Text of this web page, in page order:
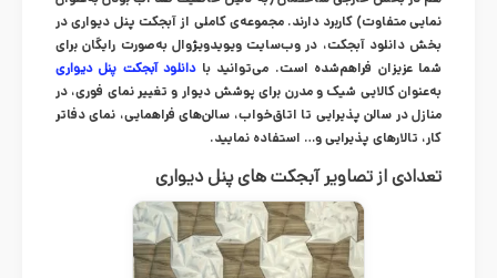
نمایی متفاوت) کاربرد دارند. مجموعه‌ی کاملی از آبجکت پنل دیواری در
بخش دانلود آبجکت، در وب‌سایت ویویدویژوال به‌صورت رایگان برای
شما عزیزان فراهم‌شده است. می‌توانید بادانلود آبجکت پنل دیواری
به‌عنوان کالایی شیک و مدرن برای پوشش دیوار و تغییر نمای فوری، در
منازل در سالن پذیرایی تا اتاق‌خواب، سالن‌های فراهمایی، نمای دفاتر
کار، تالارهای پذیرایی و… استفاده نمایید.
تعدادی از تصاویر آبجکت های پنل دیواری